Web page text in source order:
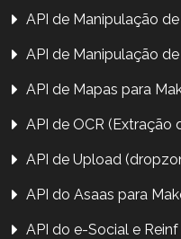
API de Manipulação
API de Manipulação
API de Mapas para
API de OCR (Extração
API de Upload
API do Asaas para
API do e-Social e